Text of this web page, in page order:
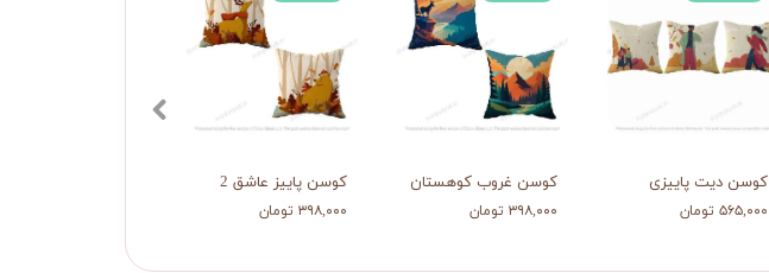
کوسن پاییز عاشق 2
۳۹۸,۰۰۰ تومان
کوسن غروب کوهستان
۳۹۸,۰۰۰ تومان
کوسن دیت پاییزی
۵۶۵,۰۰۰ تومان